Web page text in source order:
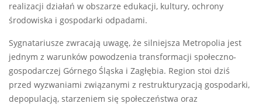
realizacji działań w obszarze edukacji, kultury, ochrony
środowiska i gospodarki odpadami.
Sygnatariusze zwracają uwagę, że silniejsza Metropolia jest
jednym z warunków powodzenia transformacji społeczno-
gospodarczej Górnego Śląska i Zagłębia. Region stoi dziś
przed wyzwaniami związanymi z restrukturyzacją gospodarki,
depopulacją, starzeniem się społeczeństwa oraz